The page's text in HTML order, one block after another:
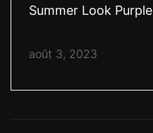
Summer Look Purple
août 3, 2023